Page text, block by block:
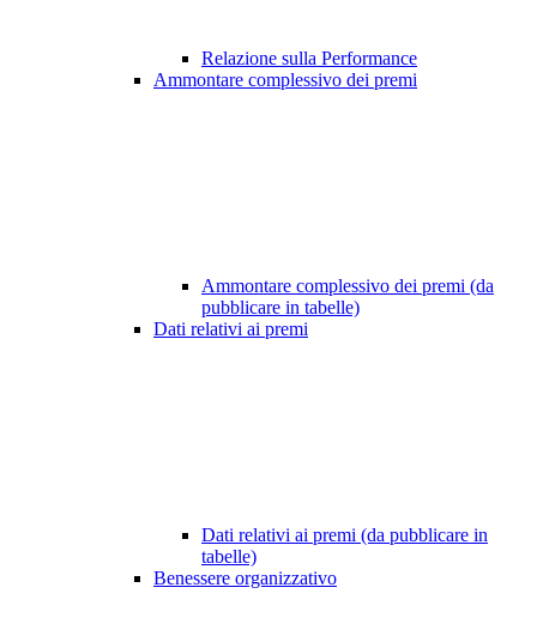
Relazione sulla Performance
Ammontare complessivo dei premi
Ammontare complessivo dei premi (da
pubblicare in tabelle)
Dati relativi ai premi
Dati relativi ai premi (da pubblicare in
tabelle)
Benessere organizzativo